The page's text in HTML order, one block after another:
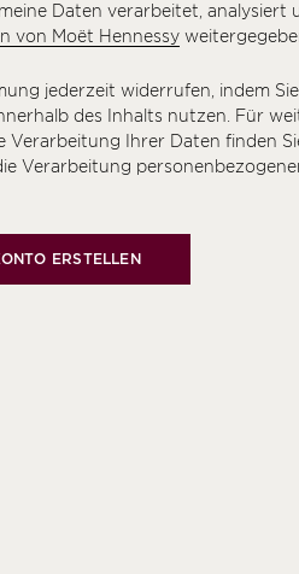
Daten verarbeitet, analysiert
von Moët Hennessy
jederzeit widerrufen, indem
des Inhalts nutzen. Für
Verarbeitung Ihrer Daten finden
Verarbeitung
ERSTELLEN